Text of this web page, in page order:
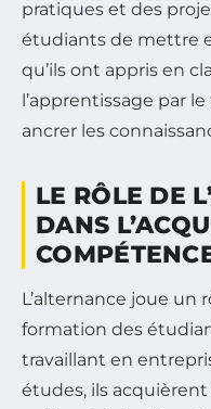
pratiques et des
étudiants de mettre
qu’ils ont appris en
l’apprentissage par
ancrer les
LE RÔLE DE
DANS
L’alternance joue un
formation des
travaillant en
études, ils